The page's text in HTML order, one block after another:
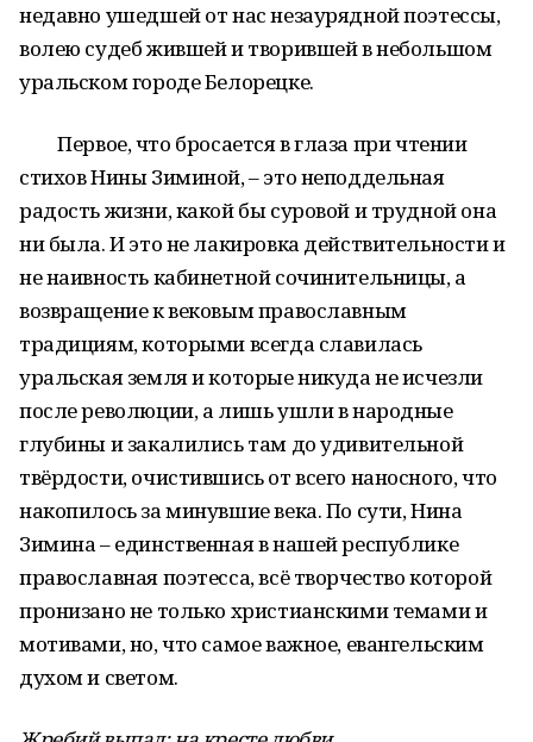
недавно ушедшей от нас незаурядной поэтессы,
волею судеб жившей и творившей в небольшом
уральском городе Белорецке.
Первое, что бросается в глаза при чтении
стихов Нины Зиминой, – это неподдельная
радость жизни, какой бы суровой и трудной она
ни была. И это не лакировка действительности и
не наивность кабинетной сочинительницы, а
возвращение к вековым православным
традициям, которыми всегда славилась
уральская земля и которые никуда не исчезли
после революции, а лишь ушли в народные
глубины и закалились там до удивительной
твёрдости, очистившись от всего наносного, что
накопилось за минувшие века. По сути, Нина
Зимина – единственная в нашей республике
православная поэтесса, всё творчество которой
пронизано не только христианскими темами и
мотивами, но, что самое важное, евангельским
духом и светом.